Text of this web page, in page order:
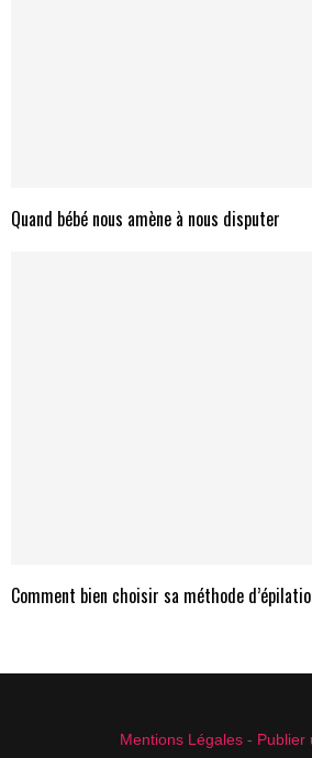
Quand bébé nous amène à nous disputer
Comment bien choisir sa méthode
Mentions Légales- Publier